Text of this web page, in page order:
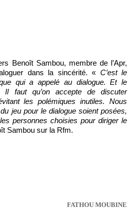
dans la sincérité. « C’est le
qui a appelé au dialogue. Et le
faut qu’on accepte de discuter
les polémiques inutiles. Nous
jeu pour le dialogue soient posées,
personnes choisies pour diriger le
Sambou sur la Rfm.
FATHOU MOUBINE